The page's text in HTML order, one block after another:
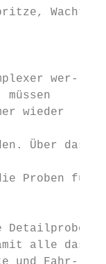
Wacht
wer-
müssen
wieder
Über
die
alle das